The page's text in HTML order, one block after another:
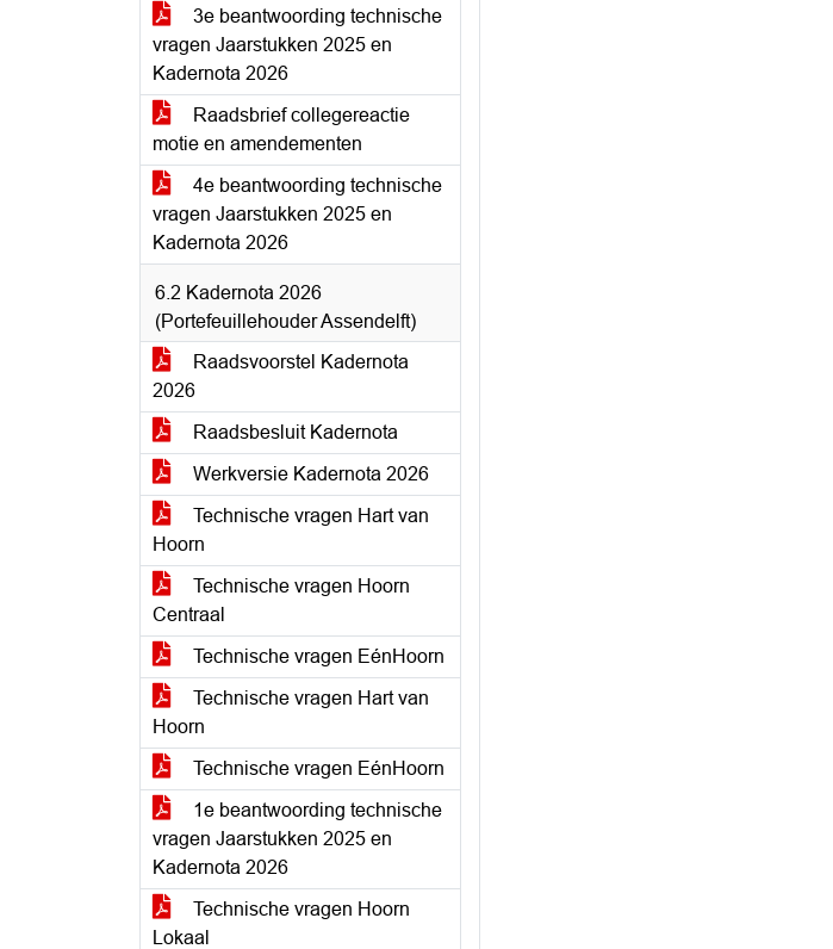
3e beantwoording technische
vragen Jaarstukken 2025 en
Kadernota 2026
Raadsbrief collegereactie
motie en amendementen
4e beantwoording technische
vragen Jaarstukken 2025 en
Kadernota 2026
6.2 Kadernota 2026
(Portefeuillehouder Assendelft)
Raadsvoorstel Kadernota
2026
Raadsbesluit Kadernota
Werkversie Kadernota 2026
Technische vragen Hart van
Hoorn
Technische vragen Hoorn
Centraal
Technische vragen EénHoorn
Technische vragen Hart van
Hoorn
Technische vragen EénHoorn
1e beantwoording technische
vragen Jaarstukken 2025 en
Kadernota 2026
Technische vragen Hoorn
Lokaal